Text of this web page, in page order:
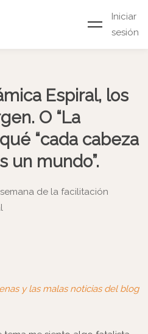
Iniciar
sesión
Espiral, los
O “La
“cada cabeza
un mundo”.
de la facilitación
y las malas noticias del blog